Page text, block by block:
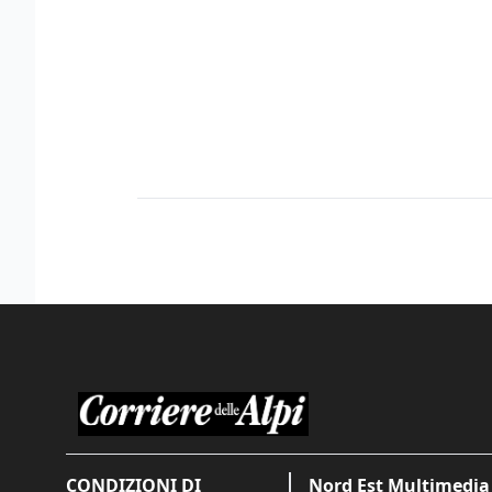
CONDIZIONI DI
Nord Est Multimedia